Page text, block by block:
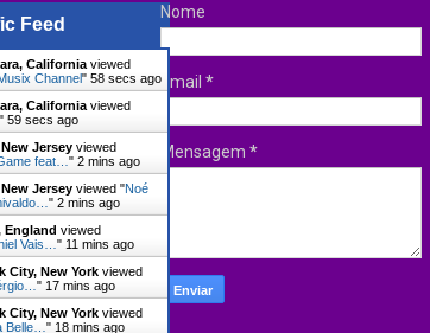
Feed
California viewed
Channel" 59 secs ago
California viewed
" 1 min ago
Jersey viewed
feat… " 2 mins ago
Jersey viewed "Noé
" 2 mins ago
England viewed
Vais… " 11 mins ago
City, New York viewed
" 17 mins ago
City, New York viewed
Belle… " 18 mins ago
Nome
Email *
Mensagem *